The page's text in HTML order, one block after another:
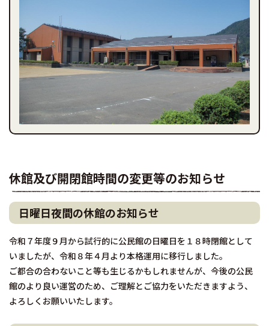
休館及び開閉館時間の変更等のお知らせ
日曜日夜間の休館のお知らせ
令和７年度９月から試行的に公民館の日曜日を１８時閉館として
いましたが、令和８年４月より本格運用に移行しました。
ご都合の合わないこと等も生じるかもしれませんが、今後の公民
館のより良い運営のため、ご理解とご協力をいただきますよう、
よろしくお願いいたします。